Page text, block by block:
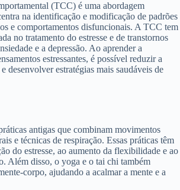
(TCC) é uma abordagem
na identificação e modificação de padrões
e comportamentos disfuncionais. A TCC tem
no tratamento do estresse e de transtornos
e a depressão. Ao aprender a
estressantes, é possível reduzir a
desenvolver estratégias mais saudáveis de
antigas que combinam movimentos
e técnicas de respiração. Essas práticas têm
do estresse, ao aumento da flexibilidade e ao
Além disso, o yoga e o tai chi também
corpo, ajudando a acalmar a mente e a